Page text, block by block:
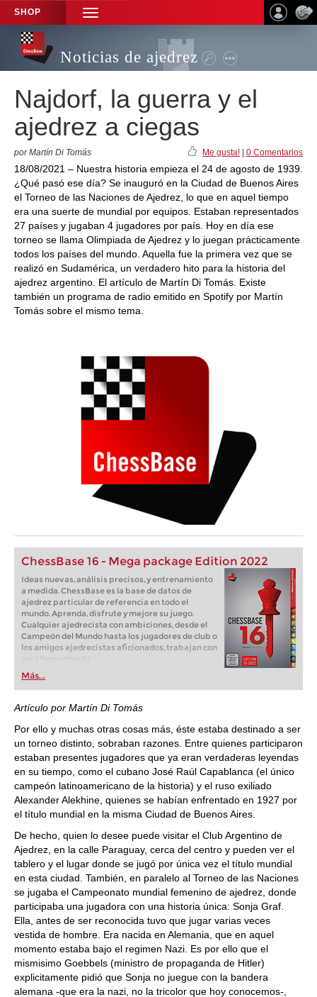
SHOP
TOGGLE
NAVIGATION
Noticias de ajedrez
Najdorf, la guerra y el
ajedrez a ciegas
por Martín Di Tomás Me gusta! 0 Comentarios
18/08/2021 – Nuestra historia empieza el 24 de agosto de 1939.
¿Qué pasó ese día? Se inauguró en la Ciudad de Buenos Aires
el Torneo de las Naciones de Ajedrez, lo que en aquel tiempo
era una suerte de mundial por equipos. Estaban representados
27 países y jugaban 4 jugadores por país. Hoy en día ese
torneo se llama Olimpiada de Ajedrez y lo juegan prácticamente
todos los países del mundo. Aquella fue la primera vez que se
realizó en Sudamérica, un verdadero hito para la historia del
ajedrez argentino. El artículo de Martín Di Tomás. Existe
también un programa de radio emitido en Spotify por Martín
Tomás sobre el mismo tema.
ChessBase 16 - Mega package Edition 2022
Ideas nuevas, análisis precisos, y entrenamiento
a medida. ChessBase es la base de datos de
ajedrez particular de referencia en todo el
mundo. Aprenda, disfrute y mejore su juego.
Cualquier ajedrecista con ambiciones, desde el
Campeón del Mundo hasta los jugadores de club o
los amigos ajedrecistas aficionados, trabajan con
Más...
Artículo por Martín Di Tomás
Por ello y muchas otras cosas más, éste estaba destinado a ser
un torneo distinto, sobraban razones. Entre quienes participaron
estaban presentes jugadores que ya eran verdaderas leyendas
en su tiempo, como el cubano José Raúl Capablanca (el único
campeón latinoamericano de la historia) y el ruso exiliado
Alexander Alekhine, quienes se habían enfrentado en 1927 por
el título mundial en la misma Ciudad de Buenos Aires.
De hecho, quien lo desee puede visitar el Club Argentino de
Ajedrez, en la calle Paraguay, cerca del centro y pueden ver el
tablero y el lugar donde se jugó por única vez el título mundial
en esta ciudad. También, en paralelo al Torneo de las Naciones
se jugaba el Campeonato mundial femenino de ajedrez, donde
participaba una jugadora con una historia única: Sonja Graf.
Ella, antes de ser reconocida tuvo que jugar varias veces
vestida de hombre. Era nacida en Alemania, que en aquel
momento estaba bajo el regimen Nazi. Es por ello que el
mismisimo Goebbels (ministro de propaganda de Hitler)
explicitamente pidió que Sonja no juegue con la bandera
alemana -que era la nazi, no la tricolor que hoy conocemos-,